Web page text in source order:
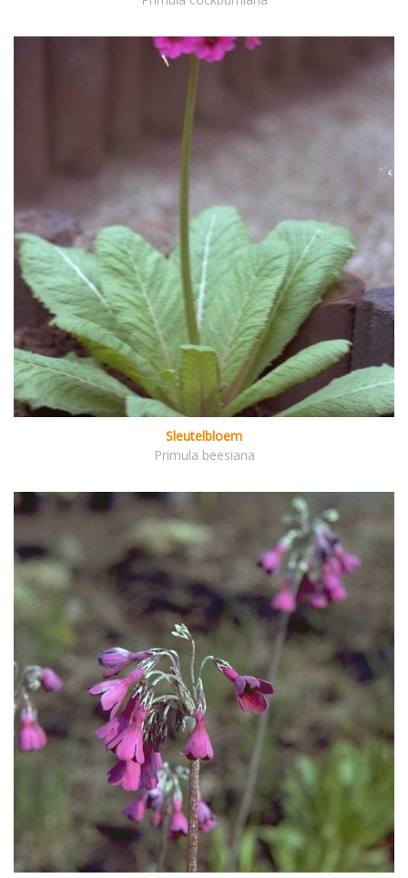
Sleutelbloem
Primula beesiana